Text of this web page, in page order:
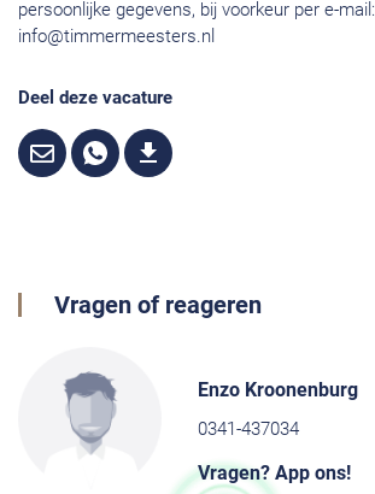
persoonlijke gegevens, bij voorkeur per e-mail:
info@timmermeesters.nl
Deel deze vacature
Vragen of reageren
Enzo Kroonenburg
0341-437034
Vragen? App ons!